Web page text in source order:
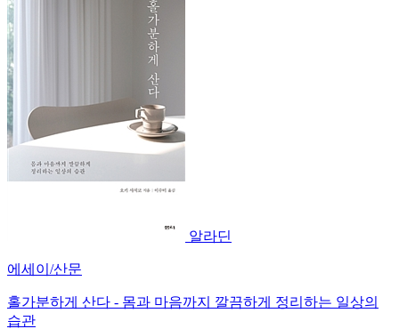
알라딘
에세이/산문
홀가분하게 산다 - 몸과 마음까지 깔끔하게 정리하는 일상의
습관